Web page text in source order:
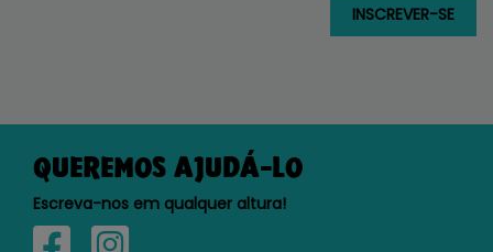
QUEREMOS AJUDÁ-LO
Escreva-nos em qualquer altura!